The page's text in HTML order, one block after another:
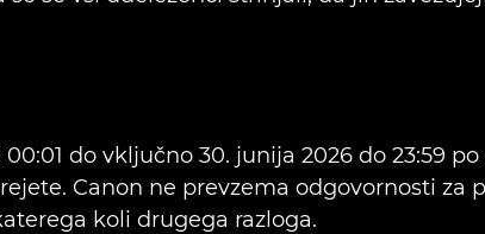
do vključno 30. junija 2026 do 23:59
Canon ne prevzema odgovornosti za
koli drugega razloga.